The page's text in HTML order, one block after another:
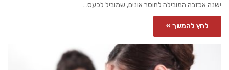
ישנה אכזבה המובילה לחוסר אונים, שמוביל לכעס…
לחץ להמשך »